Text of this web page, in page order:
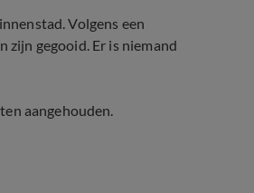
Volgens een
zijn gegooid. Er is niemand
aangehouden.